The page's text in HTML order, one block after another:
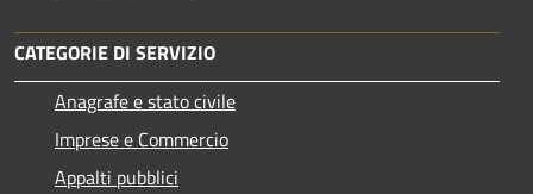
CATEGORIE DI SERVIZIO
Anagrafe e stato civile
Imprese e Commercio
Appalti pubblici